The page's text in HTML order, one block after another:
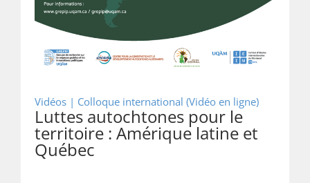
Vidéos | Colloque international (Vidéo en ligne)
Luttes autochtones pour le
territoire : Amérique latine et
Québec